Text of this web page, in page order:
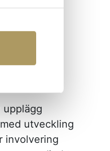
kompetenta
med sin
upplägg
utveckling
involvering